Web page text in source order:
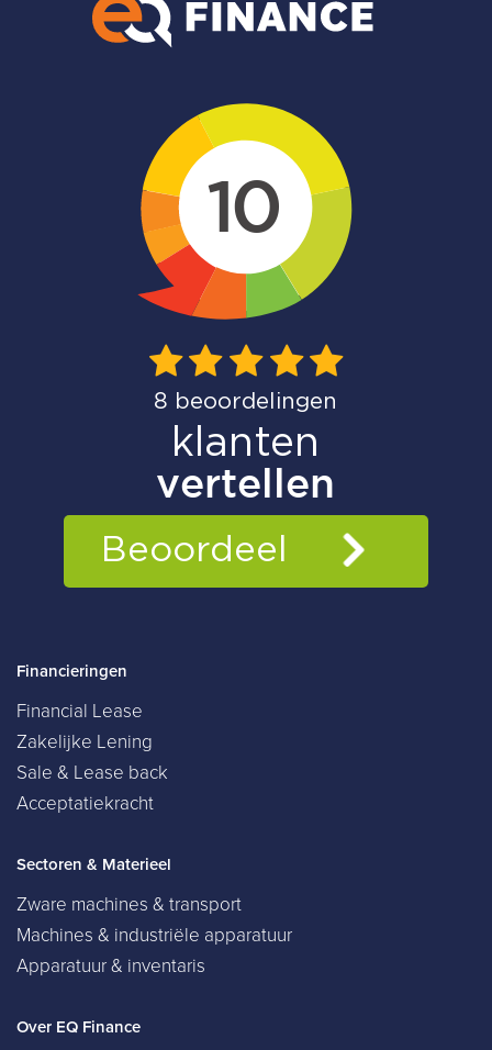
Financieringen
Financial Lease
Zakelijke Lening
Sale & Lease back
Acceptatiekracht
Sectoren & Materieel
Zware machines & transport
Machines & industriële apparatuur
Apparatuur & inventaris
Over EQ Finance